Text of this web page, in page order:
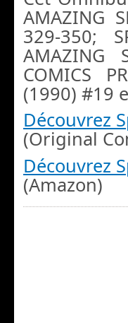
AMAZING
329-350;
AMAZING
COMICS
(1990) #19
Découvrez
(Original
Découvrez
(Amazon)